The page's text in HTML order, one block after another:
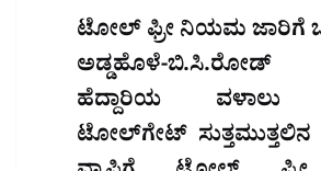
ಟೋಲ್ ಫ್ರೀ ನಿಯಮ ಜಾರಿಗೆ
ಅಡ್ಡಹೊಳೆ-ಬಿ.ಸಿ.ರೋಡ್
ಹೆದ್ದಾರಿಯ ವಳಾಲು
ಟೋಲ್‌ಗೇಟ್